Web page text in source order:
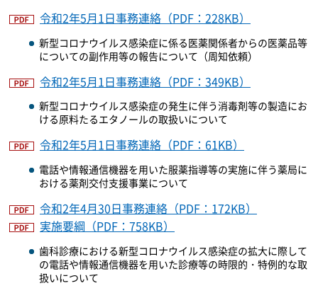
令和2年5月1日事務連絡（PDF：228KB）
新型コロナウイルス感染症に係る医薬関係者からの医薬品等
についての副作用等の報告について（周知依頼）
令和2年5月1日事務連絡（PDF：349KB）
新型コロナウイルス感染症の発生に伴う消毒剤等の製造にお
ける原料たるエタノールの取扱いについて
令和2年5月1日事務連絡（PDF：61KB）
電話や情報通信機器を用いた服薬指導等の実施に伴う薬局に
おける薬剤交付支援事業について
令和2年4月30日事務連絡（PDF：172KB）
実施要綱（PDF：758KB）
歯科診療における新型コロナウイルス感染症の拡大に際して
の電話や情報通信機器を用いた診療等の時限的・特例的な取
扱いについて